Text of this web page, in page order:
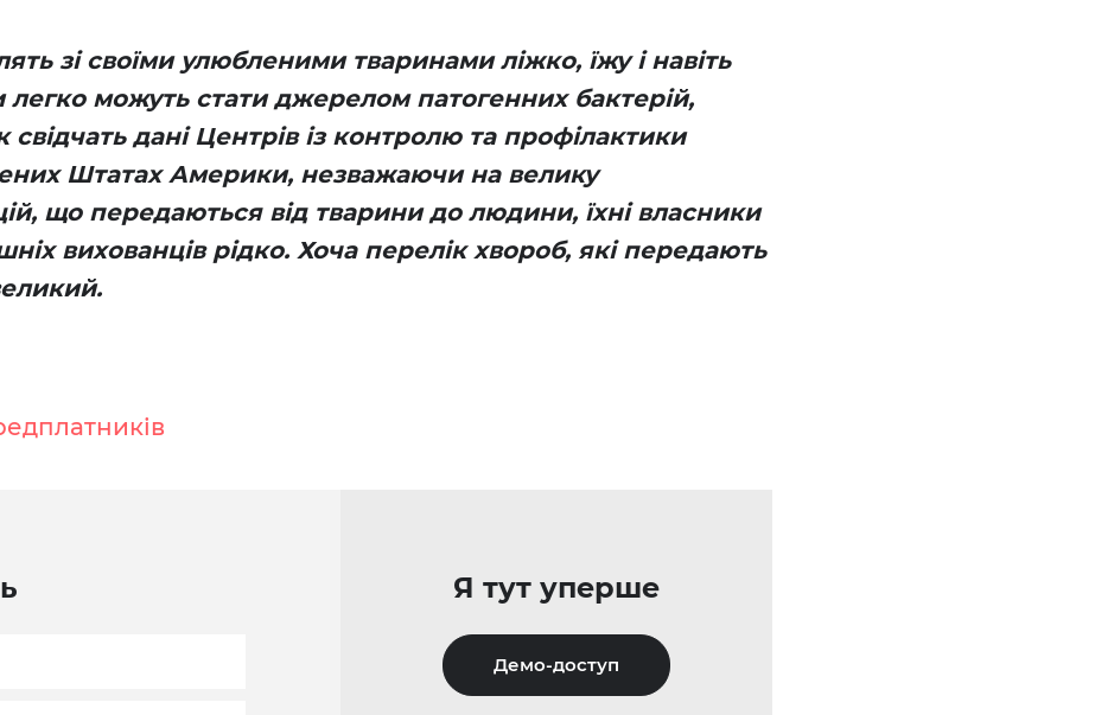
зі своїми улюбленими тваринами ліжко, їжу і навіть
можуть стати джерелом патогенних бактерій,
свідчать дані Центрів із контролю та профілактики
Штатах Америки, незважаючи на велику
що передаються від тварини до людини, їхні власники
вихованців рідко. Хоча перелік хвороб, які передають
Я тут уперше
Демо-доступ